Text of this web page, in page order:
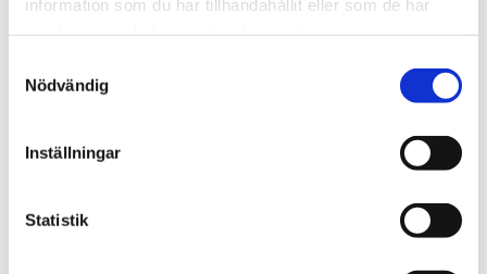
information som du har tillhandahållit eller som de har
Nödvändig
Inställningar
Statistik
Förtalslagen